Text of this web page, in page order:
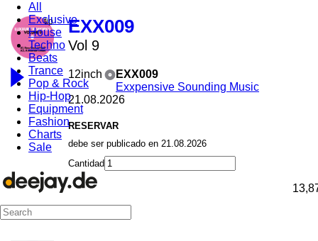
All
Exclusive
House
Techno
Beats
Trance
Pop & Rock
Hip-Hop
Equipment
Fashion
Charts
Sale
EXX009
Vol 9
12inch
EXX009
Exxpensive Sounding Music
21.08.2026
RESERVAR
debe ser publicado en 21.08.2026
Cantidad